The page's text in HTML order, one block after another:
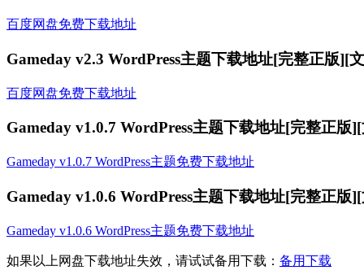
百度网盘免费下载地址
Gameday v2.3 WordPress主题下载地址[完整正版][
百度网盘免费下载地址
Gameday v1.0.7 WordPress主题下载地址[完整正版
Gameday v1.0.7 WordPress主题免费下载地址
Gameday v1.0.6 WordPress主题下载地址[完整正版
Gameday v1.0.6 WordPress主题免费下载地址
如果以上网盘下载地址失效，请试试备用下载： 备用下载